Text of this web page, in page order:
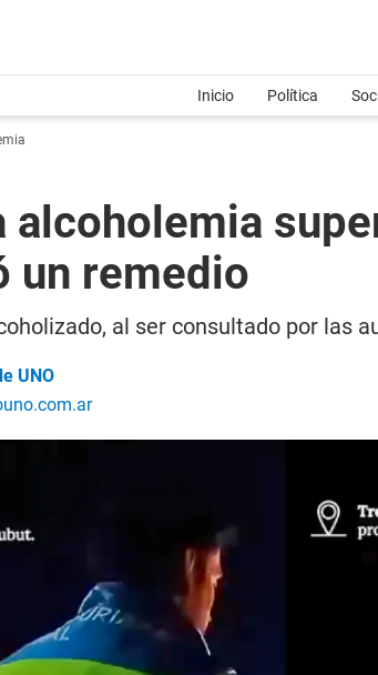
Inicio Política
alcoholemia
un remedio
al ser consultado por las
UNO